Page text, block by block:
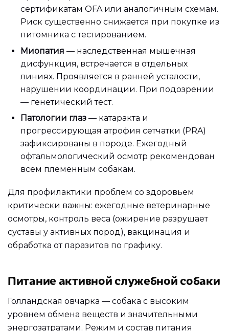
сертификатам OFA или аналогичным схемам.
Риск существенно снижается при покупке из
питомника с тестированием.
Миопатия — наследственная мышечная
дисфункция, встречается в отдельных
линиях. Проявляется в ранней усталости,
нарушении координации. При подозрении
— генетический тест.
Патологии глаз — катаракта и
прогрессирующая атрофия сетчатки (PRA)
зафиксированы в породе. Ежегодный
офтальмологический осмотр рекомендован
всем племенным собакам.
Для профилактики проблем со здоровьем
критически важны: ежегодные ветеринарные
осмотры, контроль веса (ожирение разрушает
суставы у активных пород), вакцинация и
обработка от паразитов по графику.
Питание активной служебной собаки
Голландская овчарка — собака с высоким
уровнем обмена веществ и значительными
энергозатратами. Режим и состав питания